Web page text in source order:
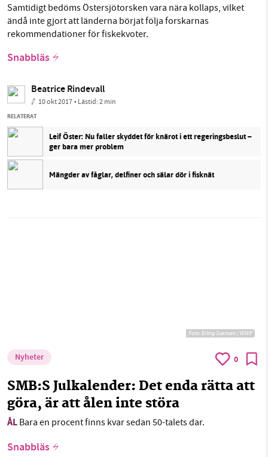
Samtidigt bedöms Östersjötorsken vara nära kollaps, vilket
ändå inte gjort att länderna börjat följa forskarnas
rekommendationer för fiskekvoter.
Snabbläs
Beatrice Rindevall
10 okt 2017• Lästid:2 min
RELATERAT
Leif Öster: Nu faller skyddet för knärot i ett regeringsbeslut –
ger bara mer problem
Mängder av fåglar, delfiner och sälar dör i fisknät
Foto: Erling Svensen / WWF
Nyheter 0
SMB:S Julkalender: Det enda rätta att
göra, är att ålen inte störa
ÅL Bara en procent finns kvar sedan 50-talets dar.
Snabbläs